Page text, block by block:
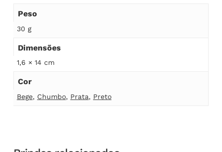
Peso
30 g
Dimensões
1,6 × 14 cm
Cor
Bege, Chumbo, Prata, Preto